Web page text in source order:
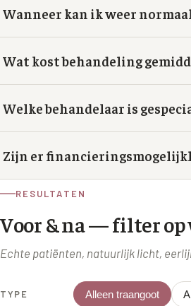
Wanneer kan ik weer
Wat kost behandeling
Welke behandelaar is
Zijn er
RESULTATEN
Voor & na — filter op
Echte patiënten, natuurlijk licht,
TYPE Alleen traangoot